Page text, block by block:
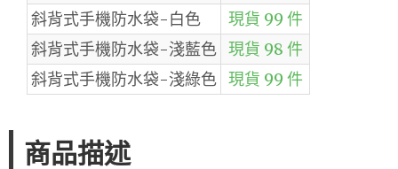
斜背式手機防水袋-白色
現貨 99 件
斜背式手機防水袋-淺藍色 現貨 98 件
斜背式手機防水袋-淺綠色 現貨 99 件
商品描述